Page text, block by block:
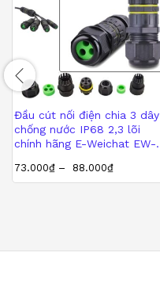
Đầu cút nối điện chia 3 dây
chống nước IP68 2,3 lõi
chính hãng E-Weichat EW-
73.000₫ – 88.000₫